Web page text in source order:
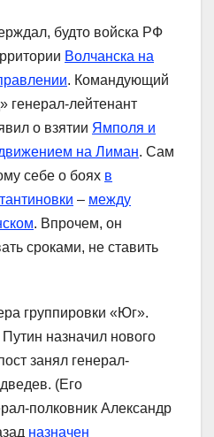
будто войска РФ
Волчанска на
. Командующий
генерал-лейтенант
о взятии Ямполя и
на Лиман. Сам
себе о боях в
– между
. Впрочем, он
сроками, не ставить
группировки «Юг».
назначил нового
занял генерал-
(Его
полковник Александр
назначен